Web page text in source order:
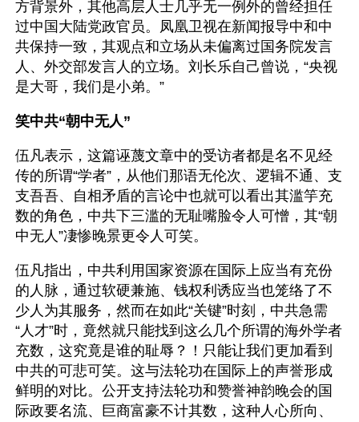
方背景外，其他高层人士几乎无一例外的曾经担任
过中国大陆党政官员。凤凰卫视在新闻报导中和中
共保持一致，其观点和立场从未偏离过国务院发言
人、外交部发言人的立场。刘长乐自己曾说，“央视
是大哥，我们是小弟。”
笑中共“朝中无人”
伍凡表示，这篇诬蔑文章中的受访者都是名不见经
传的所谓“学者”，从他们那语无伦次、逻辑不通、支
支吾吾、自相矛盾的言论中也就可以看出其滥竽充
数的角色，中共下三滥的无耻嘴脸令人可憎，其“朝
中无人”凄惨晚景更令人可笑。
伍凡指出，中共利用国家资源在国际上应当有充份
的人脉，通过软硬兼施、钱权利诱应当也笼络了不
少人为其服务，然而在如此“关键”时刻，中共急需
“人才”时，竟然就只能找到这么几个所谓的海外学者
充数，这究竟是谁的耻辱？！只能让我们更加看到
中共的可悲可笑。这与法轮功在国际上的声誉形成
鲜明的对比。公开支持法轮功和赞誉神韵晚会的国
际政要名流、巨商富豪不计其数，这种人心所向、